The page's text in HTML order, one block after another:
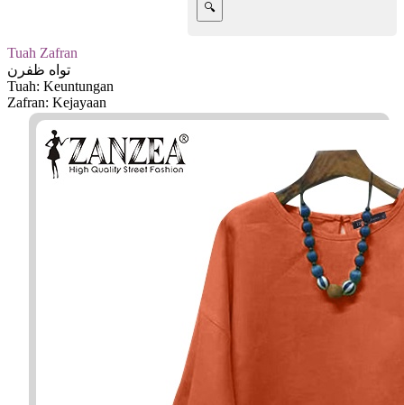
Tuah Zafran
تواه ظفرن
Tuah: Keuntungan
Zafran: Kejayaan
Facebook
Twitter